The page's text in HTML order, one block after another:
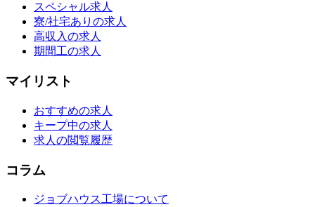
スペシャル求人
寮/社宅ありの求人
高収入の求人
期間工の求人
マイリスト
おすすめの求人
キープ中の求人
求人の閲覧履歴
コラム
ジョブハウス工場について